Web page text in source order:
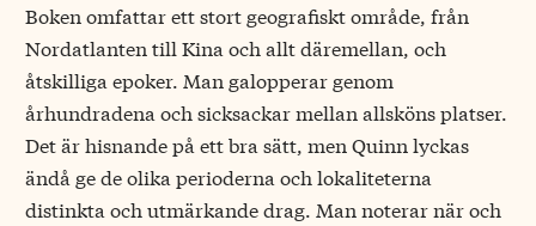
Boken omfattar ett stort geografiskt område, från
Nordatlanten till Kina och allt däremellan, och
åtskilliga epoker. Man galopperar genom
århundradena och sicksackar mellan allsköns platser.
Det är hisnande på ett bra sätt, men Quinn lyckas
ändå ge de olika perioderna och lokaliteterna
distinkta och utmärkande drag. Man noterar när och